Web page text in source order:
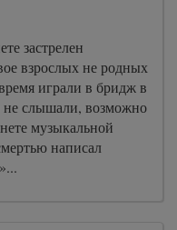
застрелен
взрослых не родных
играли в бридж в
не слышали, возможно
музыкальной
написал